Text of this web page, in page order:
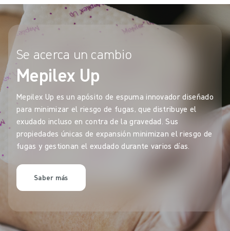
Se acerca un cambio
Mepilex Up
Mepilex Up es un apósito de espuma innovador diseñado
para minimizar el riesgo de fugas, que distribuye el
exudado incluso en contra de la gravedad. Sus
propiedades únicas de expansión minimizan el riesgo de
fugas y gestionan el exudado durante varios días.
Saber más